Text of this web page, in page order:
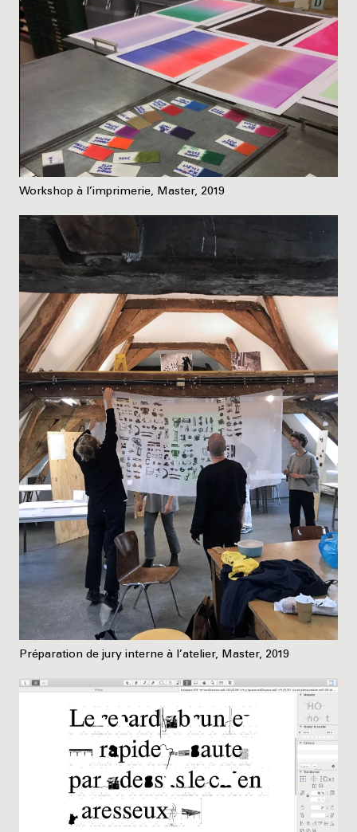
Workshop à l’imprimerie, Master, 2019
Préparation de jury interne à l’atelier, Master, 2019